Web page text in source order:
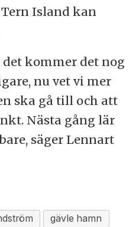
Island kan
kommer det nog
nu vet vi mer
ska gå till och att
Nästa gång lär
säger Lennart
gävle hamn